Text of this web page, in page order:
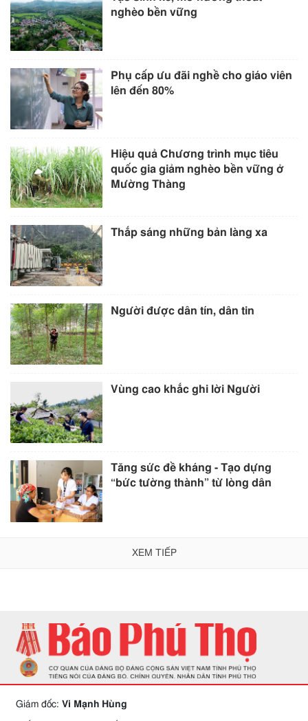
nghèo bền vững
Phụ cấp ưu đãi nghề cho giáo viên
lên đến 80%
Hiệu quả Chương trình mục tiêu
quốc gia giảm nghèo bền vững ở
Mường Thàng
Thắp sáng những bản làng xa
Người được dân tín, dân tin
Vùng cao khắc ghi lời Người
Tăng sức đề kháng - Tạo dựng
“bức tường thành” từ lòng dân
XEM TIẾP
Giám đốc: Vi Mạnh Hùng